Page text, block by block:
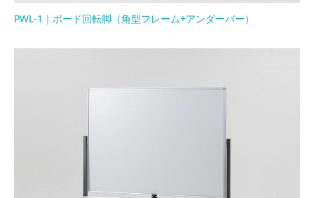
PWL-1｜ボード回転脚（角型フレーム+アンダーバー）